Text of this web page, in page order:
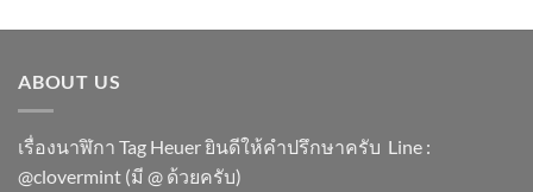
ABOUT US
เรื่องนาฬิกา Tag Heuer ยินดีให้คำปรึกษาครับ ​Line :
@clovermint (มี @ ด้วยครับ)